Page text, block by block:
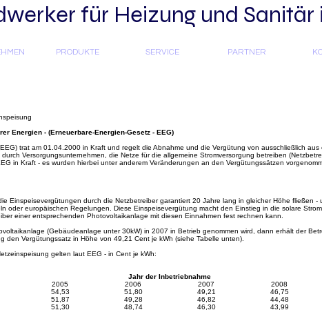
für Heizung und
PRODUKTE SERVICE PARTNER
Energien - (Erneuerbare-Energien-Gesetz - EEG)
trat am 01.04.2000 in Kraft und regelt die Abnahme und die Vergütung von ausschließlich aus
Versorgungsunternehmen, die Netze für die allgemeine Stromversorgung betreiben
in Kraft - es wurden hierbei unter anderem Veränderungen an den Vergütungssätzen
Einspeisevergütungen durch die Netzbetreiber garantiert 20 Jahre lang in gleicher Höhe fließen -
oder europäischen Regelungen. Diese Einspeisevergütung macht den Einstieg in die solare
einer entsprechenden Photovoltaikanlage mit diesen Einnahmen fest rechnen kann.
(Gebäudeanlage unter 30kW) in 2007 in Betrieb genommen wird, dann erhält der
den Vergütungssatz in Höhe von 49,21 Cent je kWh (siehe Tabelle unten).
gelten laut EEG - in Cent je kWh:
Jahr der Inbetriebnahme
2005 2006 2007
2008
54,53 51,80 49,21
46,75
51,87 49,28 46,82
44,48
51,30 48,74 46,30
43,99